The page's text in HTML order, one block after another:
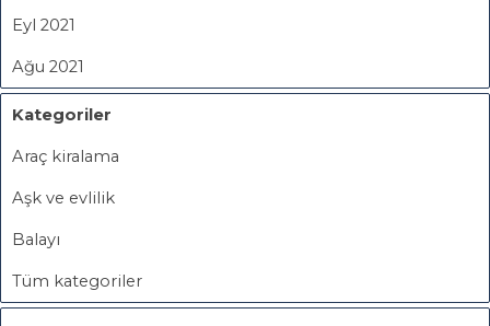
Eyl 2021
Ağu 2021
Kategoriler
Araç kiralama
Aşk ve evlilik
Balayı
Tüm kategoriler